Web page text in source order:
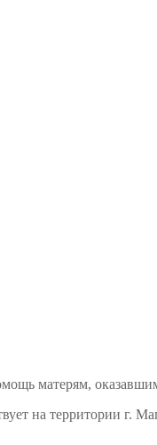
матерям,
на территории г.